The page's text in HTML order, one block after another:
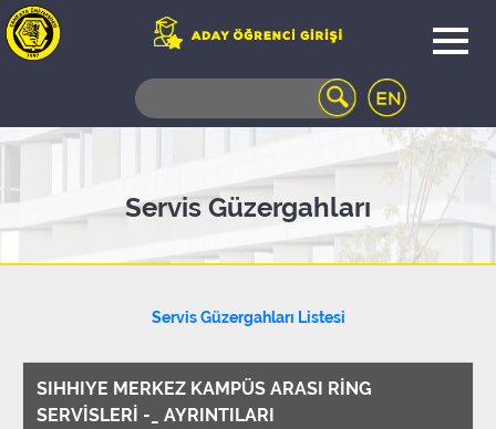
TELEFON
AÇILAN
YAŞAM
KÜTÜPHANE
Servis Güzergahları
Servis Güzergahları Listesi
SIHHIYE MERKEZ KAMPÜS ARASI RİNG
SERVİSLERİ -_ AYRINTILARI